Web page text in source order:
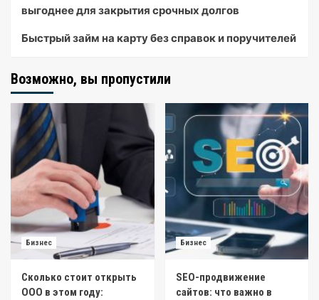
выгоднее для закрытия срочных долгов
Быстрый займ на карту без справок и поручителей
Возможно, вы пропустили
Бизнес
Сколько стоит открыть
ООО в этом году:
Бизнес
SEO-продвижение
сайтов: что важно в